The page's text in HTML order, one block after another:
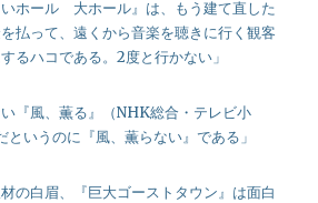
いホール 大ホール』は、もう建て直した
払って、遠くから音楽を聴きに行く観客
るハコである。2度と行かない」
い『風、薫る』（NHK総合・テレビ小
というのに『風、薫らない』である」
の白眉、『巨大ゴーストタウン』は面白